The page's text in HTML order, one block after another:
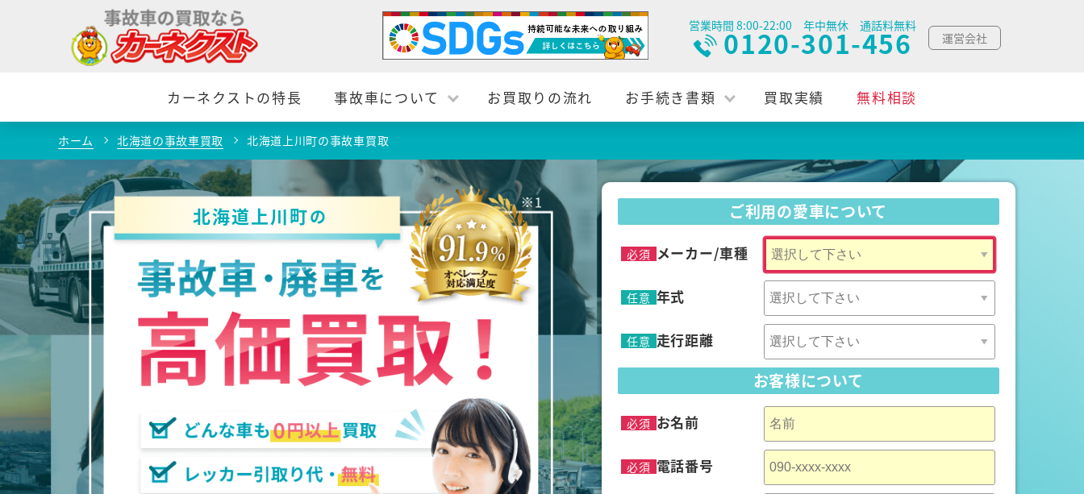
営業時間 8:00-22:00 年中無休 通話料無料
0120-301-456 運営会社
カーネクストの特長 事故車について お買取りの流れ お手続き書類 買取実績 無料相談
ホーム 北海道の事故車買取 北海道上川町の事故車買取
北海道上川町の ご利用の愛車について
必須 メーカー/車種
任意 年式
任意 走行距離
お客様について
必須 お名前
必須 電話番号